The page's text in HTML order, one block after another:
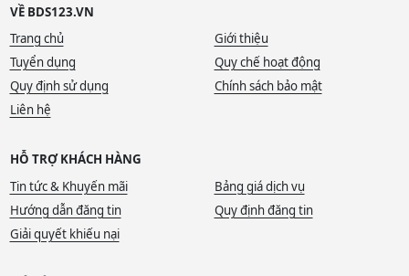
VỀ BDS123.VN
Trang chủ
Giới thiệu
Tuyển dụng
Quy chế hoạt động
Quy định sử dụng
Chính sách bảo mật
Liên hệ
HỖ TRỢ KHÁCH HÀNG
Tin tức & Khuyến mãi
Bảng giá dịch vụ
Hướng dẫn đăng tin
Quy định đăng tin
Giải quyết khiếu nại